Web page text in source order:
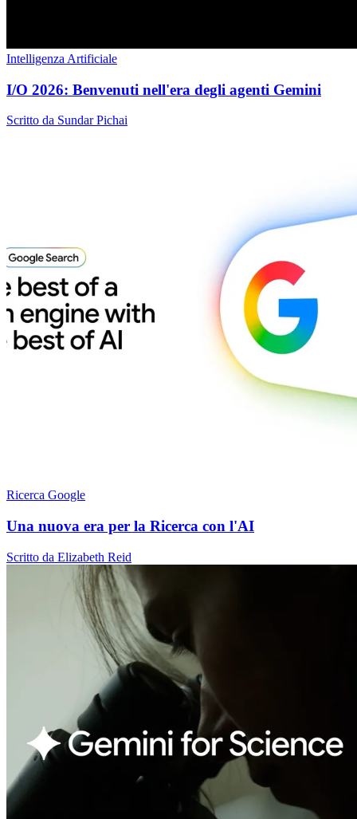
Intelligenza Artificiale
I/O 2026: Benvenuti nell'era degli agenti Gemini
Scritto da Sundar Pichai
Ricerca Google
Una nuova era per la Ricerca con l'AI
Scritto da Elizabeth Reid